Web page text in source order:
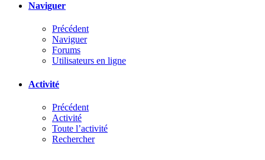
Naviguer
Précédent
Naviguer
Forums
Utilisateurs en ligne
Activité
Précédent
Activité
Toute l’activité
Rechercher